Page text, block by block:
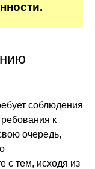
соблюдения
к
очередь,
с тем, исходя из